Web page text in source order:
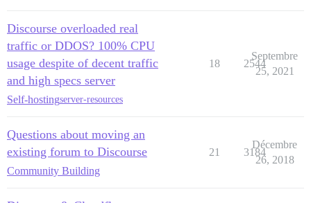
Discourse overloaded real
traffic or DDOS? 100% CPU
usage despite of decent traffic
and high specs server
Self-hostingserver-resources
18 2544
Septembre
25, 2021
Questions about moving an
existing forum to Discourse
Community Building
21 3184
Décembre
26, 2018